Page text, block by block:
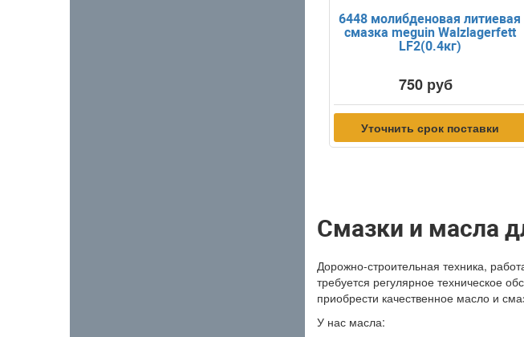
6448 молибденовая литиевая
смазка meguin Walzlagerfett
LF2(0.4кг)
750 руб
Уточнить срок поставки
Смазки и масла
Дорожно-строительная техника,
требуется регулярное техническое
приобрести качественное масло и
У нас масла: